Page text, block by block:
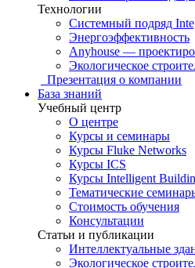
Технологии
Системный подряд
Энергоэффективность
Anyhouse —
Экологическое
Презентация о компании
База знаний
Учебный центр
О центре
Курсы и семинары
Курсы Fluke Networks
Курсы ICS
Курсы Intelligent
Тематические
Стоимость обучения
Консультации
Статьи и публикации
Интеллектуальные
Экологическое